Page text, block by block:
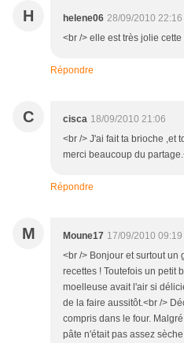
H helene06 28/09/2010 22:16
<br /> elle est très jolie
Répondre
C cisca 18/09/2010 21:06
<br /> J'ai fait ta brioche ,et
merci beaucoup du
Répondre
M Moune17 17/09/2010 09:19
<br /> Bonjour et surtout un
recettes ! Toutefois un petit
moelleuse avait l'air si
de la faire aussitôt.<br />
compris dans le four.
pâte n'était pas assez